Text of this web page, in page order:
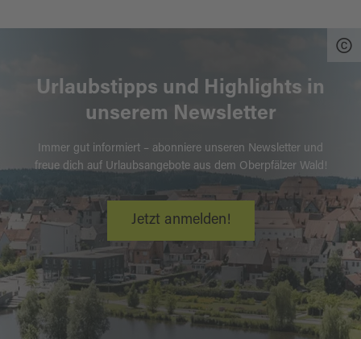
Urlaubstipps und Highlights in
unserem Newsletter
Immer gut informiert – abonniere unseren Newsletter und
freue dich auf Urlaubsangebote aus dem Oberpfälzer Wald!
Jetzt anmelden!